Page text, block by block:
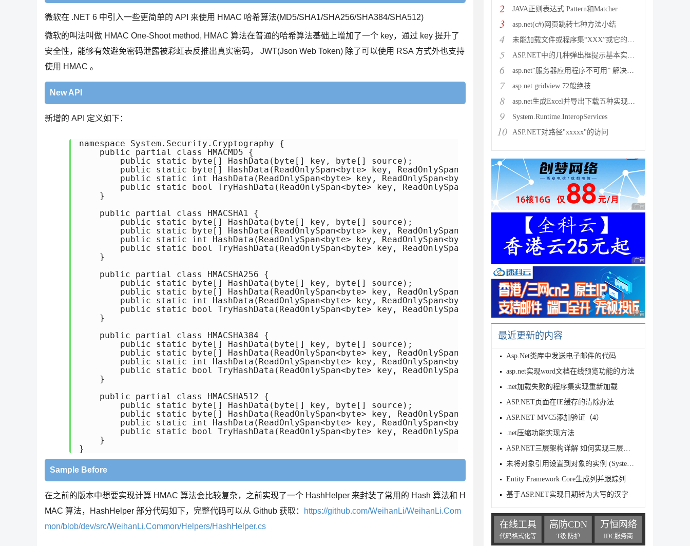
微软在 .NET 6 中引入一些更简单的 API 来使用 HMAC 哈希算法(MD5/SHA1/SHA256/SHA384/SHA512)
微软的叫法叫做 HMAC One-Shoot method, HMAC 算法在普通的哈希算法基础上增加了一个 key，通过 key 提升了
安全性，能够有效避免密码泄露被彩虹表反推出真实密码， JWT(Json Web Token) 除了可以使用 RSA 方式外也支持
使用 HMAC 。
New API
新增的 API 定义如下：
namespace System.Security.Cryptography {
    public partial class HMACMD5 {
        public static byte[] HashData(byte[] key, byte[] source);
        public static byte[] HashData(ReadOnlySpan<byte> key, ReadOnlySpan<byte> source);
        public static int HashData(ReadOnlySpan<byte> key, ReadOnlySpan<byte> source, Span<byte> destination);
public static bool TryHashData(ReadOnlySpan<byte> key, ReadOnlySpan<byte> source, Span<byte> destination, out
    }
    public partial class HMACSHA1 {
        public static byte[] HashData(byte[] key, byte[] source);
        public static byte[] HashData(ReadOnlySpan<byte> key, ReadOnlySpan<byte> source);
        public static int HashData(ReadOnlySpan<byte> key, ReadOnlySpan<byte> source, Span<byte> destination);
public static bool TryHashData(ReadOnlySpan<byte> key, ReadOnlySpan<byte> source, Span<byte> destination, out
    }
    public partial class HMACSHA256 {
        public static byte[] HashData(byte[] key, byte[] source);
        public static byte[] HashData(ReadOnlySpan<byte> key, ReadOnlySpan<byte> source);
        public static int HashData(ReadOnlySpan<byte> key, ReadOnlySpan<byte> source, Span<byte> destination);
public static bool TryHashData(ReadOnlySpan<byte> key, ReadOnlySpan<byte> source, Span<byte> destination, out
    }
    public partial class HMACSHA384 {
        public static byte[] HashData(byte[] key, byte[] source);
        public static byte[] HashData(ReadOnlySpan<byte> key, ReadOnlySpan<byte> source);
        public static int HashData(ReadOnlySpan<byte> key, ReadOnlySpan<byte> source, Span<byte> destination);
public static bool TryHashData(ReadOnlySpan<byte> key, ReadOnlySpan<byte> source, Span<byte> destination, out
    }
    public partial class HMACSHA512 {
        public static byte[] HashData(byte[] key, byte[] source);
        public static byte[] HashData(ReadOnlySpan<byte> key, ReadOnlySpan<byte> source);
        public static int HashData(ReadOnlySpan<byte> key, ReadOnlySpan<byte> source, Span<byte> destination);
public static bool TryHashData(ReadOnlySpan<byte> key, ReadOnlySpan<byte> source, Span<byte> destination, out
    }
}
Sample Before
在之前的版本中想要实现计算 HMAC 算法会比较复杂，之前实现了一个 HashHelper 来封装了常用的 Hash 算法和 H
MAC 算法，HashHelper 部分代码如下，完整代码可以从 Github 获取：
https://github.com/WeihanLi/WeihanLi.Com
mon/blob/dev/src/WeihanLi.Common/Helpers/HashHelper.cs
2 JAVA正则表达式 Pattern和Matcher
3 asp.net(c#)网页跳转七种方法小结
4 未能加载文件或程序集“XXX”或它的某一个依赖项。试图加载格
5 ASP.NET中的几种弹出框提示基本实现方法
6 asp.net“服务器应用程序不可用” 解决方法
7 asp.net gridview 72般绝技
8 asp.net生成Excel并导出下载五种实现方法
9 System.Runtime.InteropServices
10 ASP.NET对路径"xxxxx"的访问
广告 商业广告，理性
广告 商业广告，理性
广告 商业广告，理性
最近更新的内容
Asp.Net类库中发送电子邮件的代码
asp.net实现word文档在线预览功能的方法
.net加载失败的程序集实现重新加载
ASP.NET页面在IE缓存的清除办法
ASP.NET MVC5添加验证（4）
.net压缩功能实现方法
ASP.NET三层架构详解 如何实现三层架构
未将对象引用设置到对象的实例 (System.NullReferenceEx
Entity Framework Core生成列并跟踪列
基于ASP.NET实现日期转为大写的汉字
在线工具
代码格式化等
高防CDN
T级 防护
万恒网络
IDC服务商